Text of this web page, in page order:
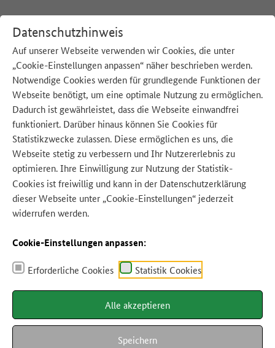
Datenschutzhinweis
Auf unserer Webseite verwenden wir Cookies, die unter
„Cookie-Einstellungen anpassen“ näher beschrieben werden.
Notwendige Cookies werden für grundlegende Funktionen der
Webseite benötigt, um eine optimale Nutzung zu ermöglichen.
Dadurch ist gewährleistet, dass die Webseite einwandfrei
funktioniert. Darüber hinaus können Sie Cookies für
Statistikzwecke zulassen. Diese ermöglichen es uns, die
Webseite stetig zu verbessern und Ihr Nutzererlebnis zu
optimieren. Ihre Einwilligung zur Nutzung der Statistik-
Cookies ist freiwillig und kann in der Datenschutzerklärung
dieser Webseite unter „Cookie-Einstellungen“ jederzeit
widerrufen werden.
Cookie-Einstellungen anpassen:
Erforderliche Cookies Statistik Cookies
Alle akzeptieren
Speichern
:Startseite B Bohnen, grün
Bohnen, grün